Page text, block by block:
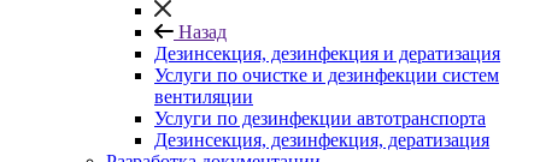
Назад
Дезинсекция, дезинфекция и дератизация
Услуги по очистке и дезинфекции систем
вентиляции
Услуги по дезинфекции автотранспорта
Дезинсекция, дезинфекция, дератизация